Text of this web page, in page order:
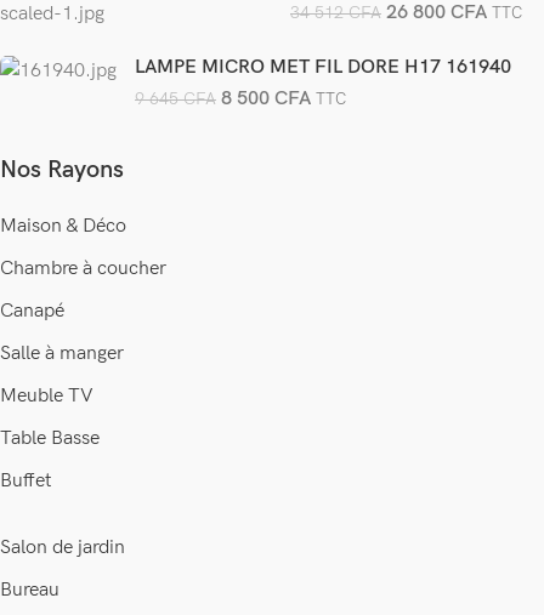
34 512CFA 26 800 CFA TTC
LAMPE MICRO MET FIL DORE H17 161940
9 645CFA 8 500CFA TTC
Nos Rayons
Maison & Déco
Chambre à coucher
Canapé
Salle à manger
Meuble TV
Table Basse
Buffet
Salon de jardin
Bureau